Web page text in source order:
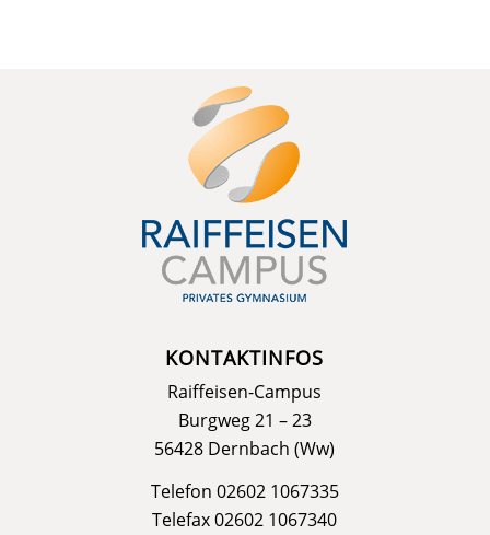
KONTAKTINFOS
Raiffeisen-Campus
Burgweg 21 – 23
56428 Dernbach (Ww)
Telefon 02602 1067335
Telefax 02602 1067340